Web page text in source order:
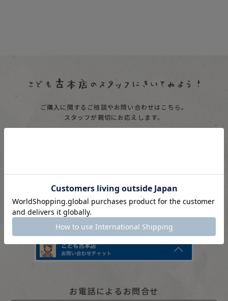
絵本４〜６歳向け
絵本６歳〜向け
大人向け
ご購入に関するご相談やお問い合わせはこちら。
スタッフが親切にお応えします。
ページ下部のチャットウインドウよりお問い合わせくださ
い。
お電話によるお問合せ